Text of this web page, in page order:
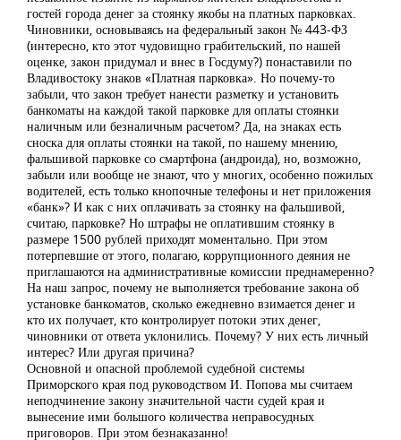
гостей города денег за стоянку якобы на платных парковках.
Чиновники, основываясь на федеральный закон № 443-ФЗ
(интересно, кто этот чудовищно грабительский, по нашей
оценке, закон придумал и внес в Госдуму?) понаставили по
Владивостоку знаков «Платная парковка». Но почему-то
забыли, что закон требует нанести разметку и установить
банкоматы на каждой такой парковке для оплаты стоянки
наличным или безналичным расчетом? Да, на знаках есть
сноска для оплаты стоянки на такой, по нашему мнению,
фальшивой парковке со смартфона (андроида), но, возможно,
забыли или вообще не знают, что у многих, особенно пожилых
водителей, есть только кнопочные телефоны и нет приложения
«банк»? И как с них оплачивать за стоянку на фальшивой,
считаю, парковке? Но штрафы не оплатившим стоянку в
размере 1500 рублей приходят моментально. При этом
потерпевшие от этого, полагаю, коррупционного деяния не
приглашаются на административные комиссии преднамеренно?
На наш запрос, почему не выполняется требование закона об
установке банкоматов, сколько ежедневно взимается денег и
кто их получает, кто контролирует потоки этих денег,
чиновники от ответа уклонились. Почему? У них есть личный
интерес? Или другая причина?
Основной и опасной проблемой судебной системы
Приморского края под руководством И. Попова мы считаем
неподчинение закону значительной части судей края и
вынесение ими большого количества неправосудных
приговоров. При этом безнаказанно!